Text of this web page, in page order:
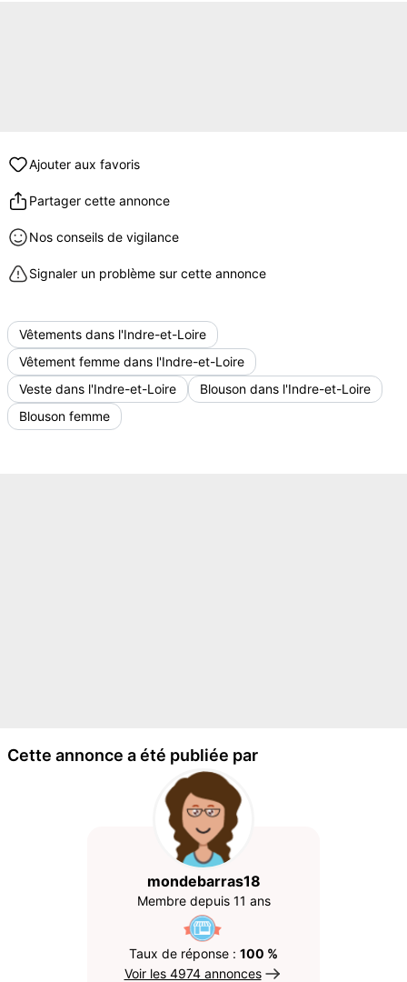
Ajouter aux favoris
Partager cette annonce
Nos conseils de vigilance
Signaler un problème sur cette annonce
Vêtements dans l'Indre-et-Loire
Vêtement femme dans l'Indre-et-Loire
Veste dans l'Indre-et-Loire
Blouson dans l'Indre-et-Loire
Blouson femme
Cette annonce a été publiée par
mondebarras18
Membre depuis 11 ans
Taux de réponse : 100 %
Voir les 4974 annonces